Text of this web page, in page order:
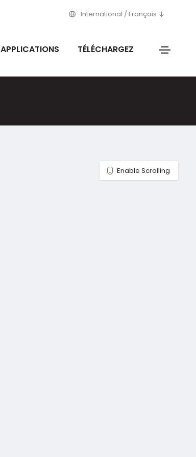
International / Français
APPLICATIONS TÉLÉCHARGEZ
Enable Scrolling